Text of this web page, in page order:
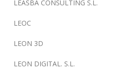
LEASBA CONSULTING S.L.
LEOC
LEON 3D
LEON DIGITAL. S.L.